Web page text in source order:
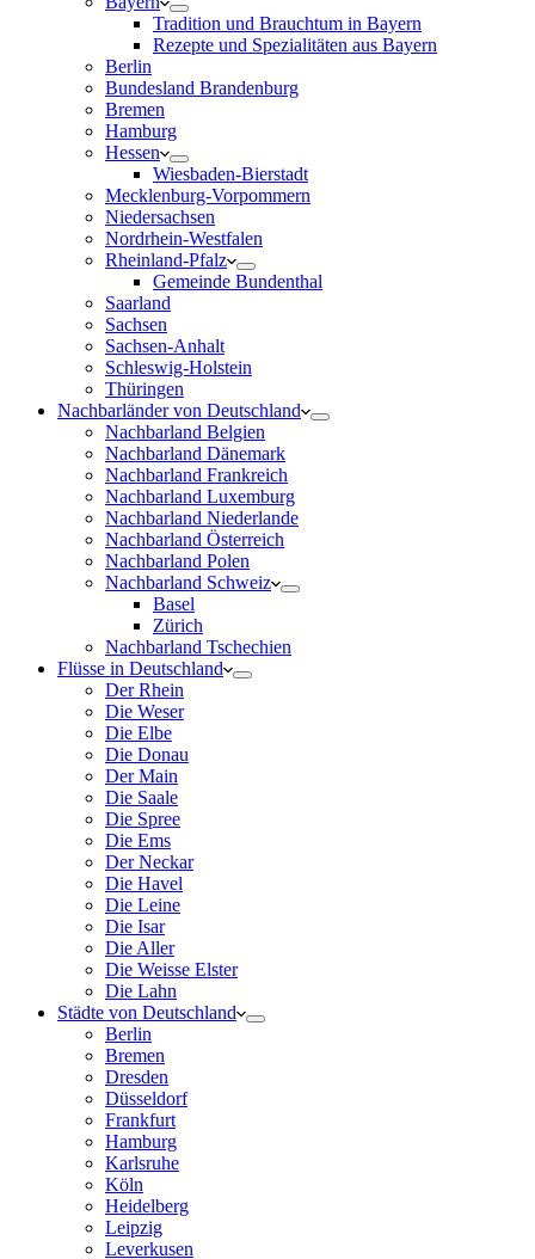
Tradition und Brauchtum in Bayern
Rezepte und Spezialitäten aus Bayern
Berlin
Bundesland Brandenburg
Bremen
Hamburg
Hessen
Wiesbaden-Bierstadt
Mecklenburg-Vorpommern
Niedersachsen
Nordrhein-Westfalen
Rheinland-Pfalz
Gemeinde Bundenthal
Saarland
Sachsen
Sachsen-Anhalt
Schleswig-Holstein
Thüringen
Nachbarländer von Deutschland
Nachbarland Belgien
Nachbarland Dänemark
Nachbarland Frankreich
Nachbarland Luxemburg
Nachbarland Niederlande
Nachbarland Österreich
Nachbarland Polen
Nachbarland Schweiz
Basel
Zürich
Nachbarland Tschechien
Flüsse in Deutschland
Der Rhein
Die Weser
Die Elbe
Die Donau
Der Main
Die Saale
Die Spree
Die Ems
Der Neckar
Die Havel
Die Leine
Die Isar
Die Aller
Die Weisse Elster
Die Lahn
Städte von Deutschland
Berlin
Bremen
Dresden
Düsseldorf
Frankfurt
Hamburg
Karlsruhe
Köln
Heidelberg
Leipzig
Leverkusen